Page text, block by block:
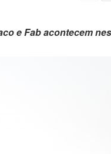
e Fab acontecem